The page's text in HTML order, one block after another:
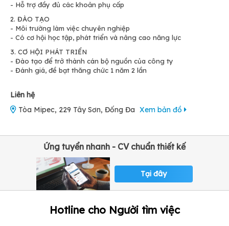
- Hỗ trợ đầy đủ các khoản phụ cấp
2. ĐÀO TẠO
- Môi trường làm việc chuyên nghiệp
- Có cơ hội học tập, phát triển và nâng cao năng lực
3. CƠ HỘI PHÁT TRIỂN
- Đào tạo để trở thành cán bộ nguồn của công ty
- Đánh giá, đề bạt thăng chức 1 năm 2 lần
Liên hệ
Tòa Mipec, 229 Tây Sơn, Đống Đa Xem bản đồ
Ứng tuyển nhanh - CV chuẩn thiết kế
Tại đây
Hotline cho Người tìm việc